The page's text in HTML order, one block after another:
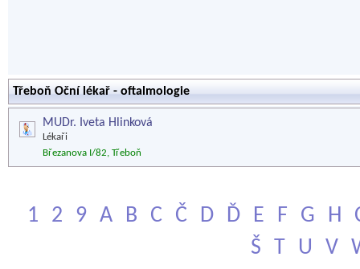
Třeboň Oční lékař - oftalmologie
MUDr. Iveta Hlinková
Lékaři
Březanova I/82, Třeboň
1 2 9 A B C Č D Ď E F G H
Š
T U V